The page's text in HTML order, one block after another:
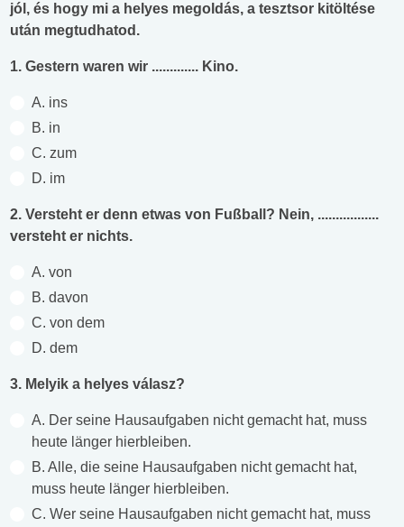
jól, és hogy mi a helyes megoldás, a tesztsor kitöltése
után megtudhatod.
1. Gestern waren wir ............. Kino.
A. ins
B. in
C. zum
D. im
2. Versteht er denn etwas von Fußball? Nein, .................
versteht er nichts.
A. von
B. davon
C. von dem
D. dem
3. Melyik a helyes válasz?
A. Der seine Hausaufgaben nicht gemacht hat, muss
heute länger hierbleiben.
B. Alle, die seine Hausaufgaben nicht gemacht hat,
muss heute länger hierbleiben.
C. Wer seine Hausaufgaben nicht gemacht hat, muss